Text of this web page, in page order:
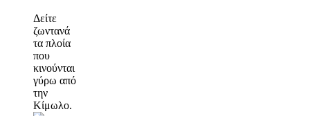
Δείτε
ζωντανά
τα πλοία
που
κινούνται
γύρω από
την
Κίμωλο.